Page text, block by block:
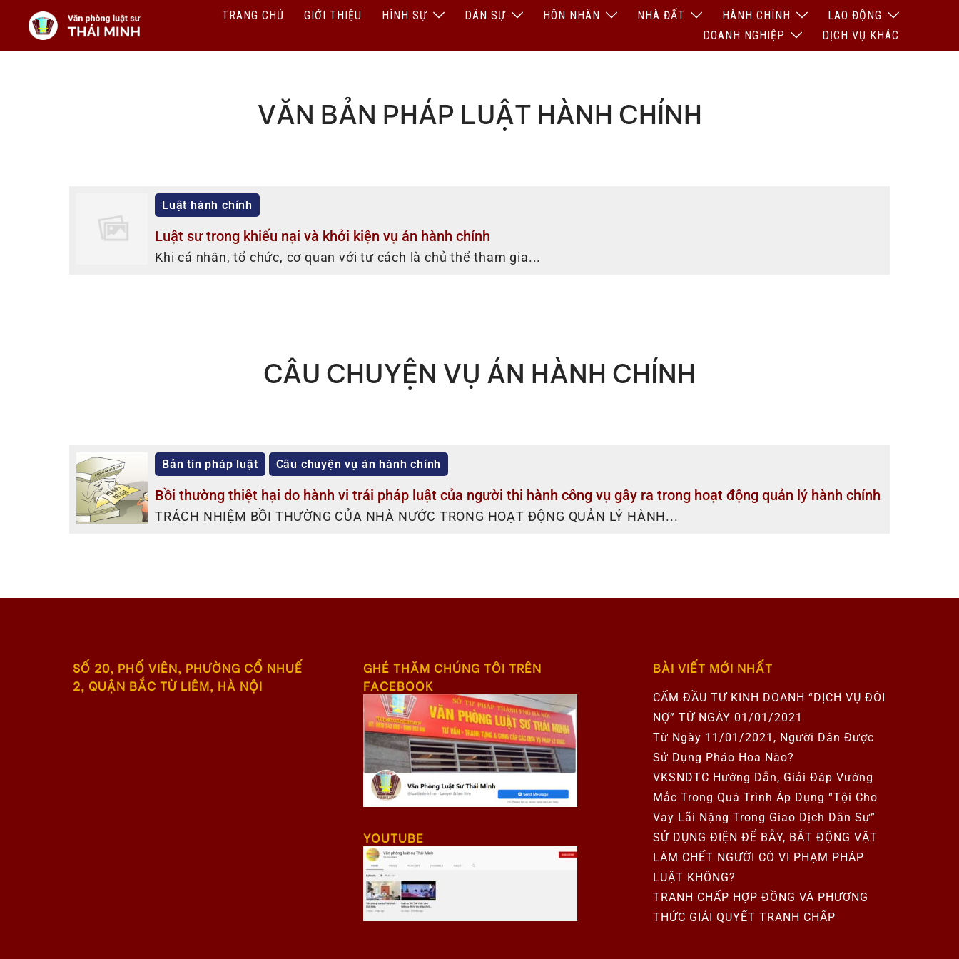
TRANG CHỦ GIỚI THIỆU HÌNH SỰ DÂN SỰ HÔN NHÂN NHÀ ĐẤT HÀNH CHÍNH
LAO ĐỘNG
DOANH NGHIỆP
DỊCH VỤ KHÁC
VĂN BẢN PHÁP LUẬT HÀNH CHÍNH
Luật hành chính
Luật sư trong khiếu nại và khởi kiện vụ án hành chính
Khi cá nhân, tổ chức, cơ quan với tư cách là chủ thể tham gia...
CÂU CHUYỆN VỤ ÁN HÀNH CHÍNH
Bản tin pháp luật Câu chuyện vụ án hành chính
Bồi thường thiệt hại do hành vi trái pháp luật của người thi hành công vụ gây ra trong hoạt động quản lý hành chính
TRÁCH NHIỆM BỒI THƯỜNG CỦA NHÀ NƯỚC TRONG HOẠT ĐỘNG QUẢN LÝ HÀNH...
SỐ 20, PHỐ VIÊN, PHƯỜNG CỔ NHUẾ
2, QUẬN BẮC TỪ LIÊM, HÀ NỘI
GHÉ THĂM CHÚNG TÔI TRÊN
FACEBOOK
YOUTUBE
BÀI VIẾT MỚI NHẤT
CẤM ĐẦU TƯ KINH DOANH “DỊCH VỤ ĐÒI
NỢ” TỪ NGÀY 01/01/2021
Từ Ngày 11/01/2021, Người Dân Được
Sử Dụng Pháo Hoa Nào?
VKSNDTC Hướng Dẫn, Giải Đáp Vướng
Mắc Trong Quá Trình Áp Dụng “Tội Cho
Vay Lãi Nặng Trong Giao Dịch Dân Sự”
SỬ DỤNG ĐIỆN ĐỂ BẪY, BẮT ĐỘNG VẬT
LÀM CHẾT NGƯỜI CÓ VI PHẠM PHÁP
LUẬT KHÔNG?
TRANH CHẤP HỢP ĐỒNG VÀ PHƯƠNG
THỨC GIẢI QUYẾT TRANH CHẤP